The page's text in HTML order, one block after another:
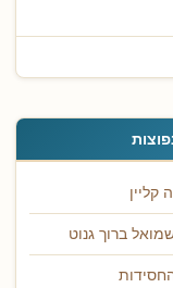
קליין
ברוך גנוט